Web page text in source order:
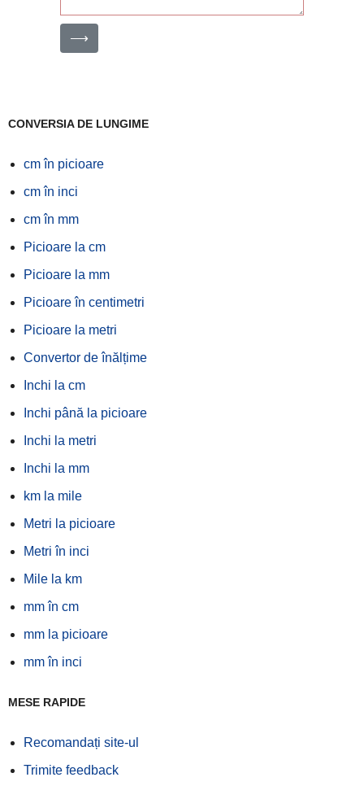
⟶
CONVERSIA DE LUNGIME
cm în picioare
cm în inci
cm în mm
Picioare la cm
Picioare la mm
Picioare în centimetri
Picioare la metri
Convertor de înălțime
Inchi la cm
Inchi până la picioare
Inchi la metri
Inchi la mm
km la mile
Metri la picioare
Metri în inci
Mile la km
mm în cm
mm la picioare
mm în inci
MESE RAPIDE
Recomandați site-ul
Trimite feedback